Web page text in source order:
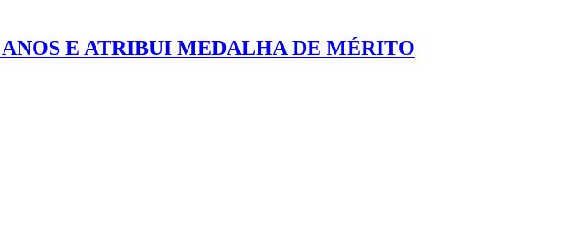
E ATRIBUI MEDALHA DE MÉRITO